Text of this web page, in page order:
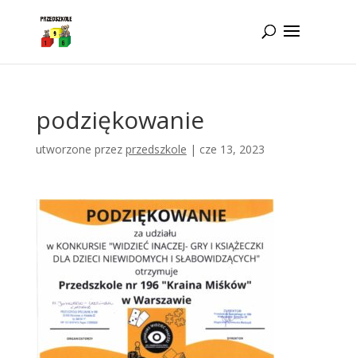
podziękowanie
utworzone przez przedszkole | cze 13, 2023